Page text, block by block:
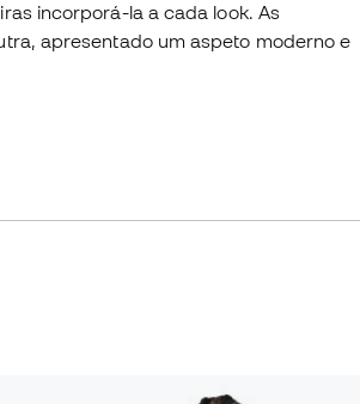
incorporá-la a cada look. As
apresentado um aspeto moderno e